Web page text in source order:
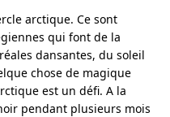
arctique. Ce sont
qui font de la
dansantes, du soleil
chose de magique
est un défi. A la
pendant plusieurs mois